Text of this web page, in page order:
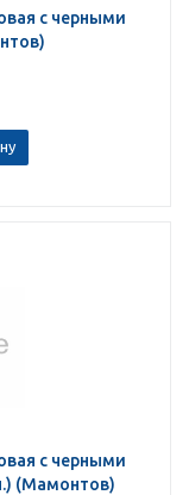
с черными
с черными
арбуз) (неосн.) (Мамонтов)